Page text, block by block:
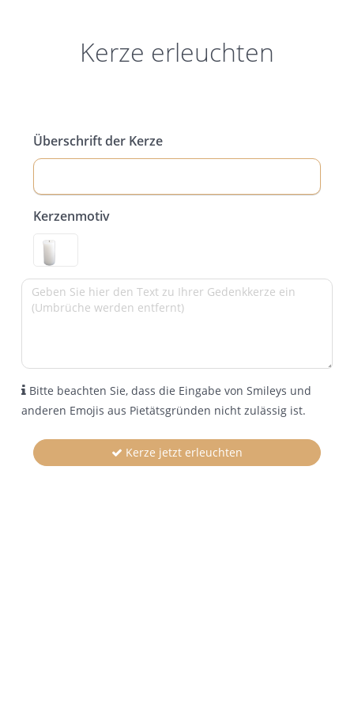
Kerze erleuchten
Überschrift der Kerze
Kerzenmotiv
Bitte beachten Sie, dass die Eingabe von Smileys und
anderen Emojis aus Pietätsgründen nicht zulässig ist.
Kerze jetzt erleuchten